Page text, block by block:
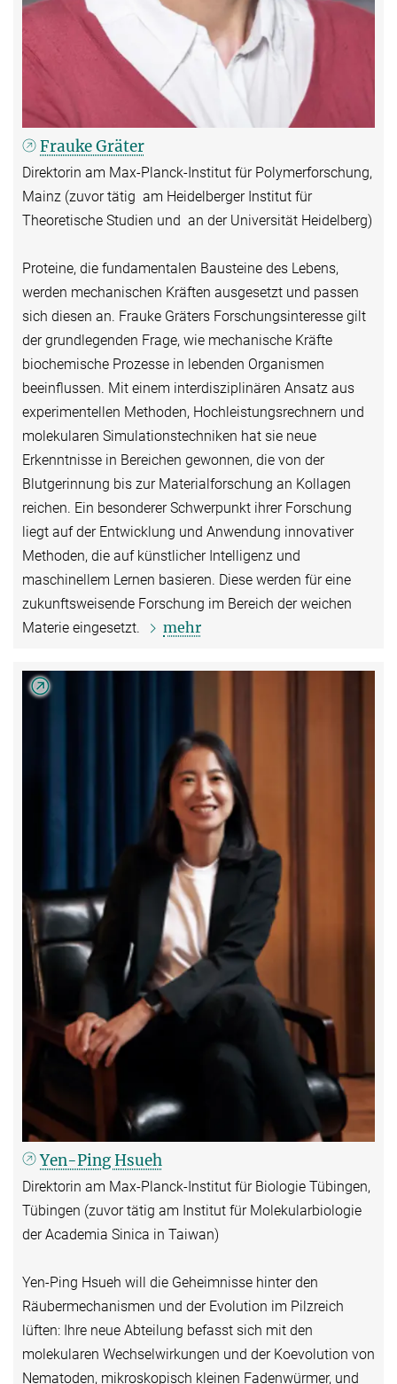
Frauke Gräter
Direktorin am Max-Planck-Institut für Polymerforschung,
Mainz (zuvor tätig am Heidelberger Institut für
Theoretische Studien und an der Universität Heidelberg)
Proteine, die fundamentalen Bausteine des Lebens,
werden mechanischen Kräften ausgesetzt und passen
sich diesen an. Frauke Gräters Forschungsinteresse gilt
der grundlegenden Frage, wie mechanische Kräfte
biochemische Prozesse in lebenden Organismen
beeinflussen. Mit einem interdisziplinären Ansatz aus
experimentellen Methoden, Hochleistungsrechnern und
molekularen Simulationstechniken hat sie neue
Erkenntnisse in Bereichen gewonnen, die von der
Blutgerinnung bis zur Materialforschung an Kollagen
reichen. Ein besonderer Schwerpunkt ihrer Forschung
liegt auf der Entwicklung und Anwendung innovativer
Methoden, die auf künstlicher Intelligenz und
maschinellem Lernen basieren. Diese werden für eine
zukunftsweisende Forschung im Bereich der weichen
Materie eingesetzt.
mehr
Yen-Ping Hsueh
Direktorin am Max-Planck-Institut für Biologie Tübingen,
Tübingen (zuvor tätig am Institut für Molekularbiologie
der Academia Sinica in Taiwan)
Yen-Ping Hsueh will die Geheimnisse hinter den
Räubermechanismen und der Evolution im Pilzreich
lüften: Ihre neue Abteilung befasst sich mit den
molekularen Wechselwirkungen und der Koevolution von
Nematoden, mikroskopisch kleinen Fadenwürmer, und